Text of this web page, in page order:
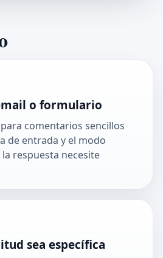
o formulario
comentarios sencillos
de entrada y el modo
respuesta necesite
sea específica